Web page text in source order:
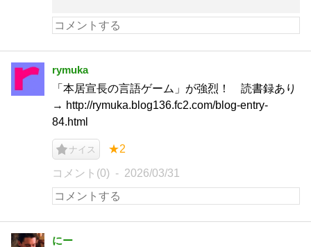
rymuka
「本居宣長の言語ゲーム」が強烈！ 読書録あり
→ http://rymuka.blog136.fc2.com/blog-entry-
84.html
ナイス ★2
コメント(0) 2026/03/31
にー